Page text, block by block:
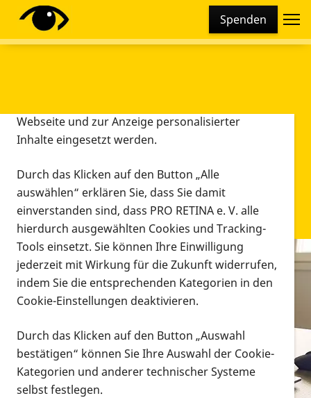
Spenden
Infomaterial
Infomaterial
Vorlesen
Alle Infomaterialien in verschiedenen
Formaten an einem Ort
Diese Webseite setzt verschiedene Cookies und
Tracking-Tools ein. Dies beinhaltet Cookies und
Webseite und zur Anzeige personalisierter
Inhalte eingesetzt werden.
Durch das Klicken auf den Button „Alle
auswählen“ erklären Sie, dass Sie damit
einverstanden sind, dass PRO RETINA e. V. alle
hierdurch ausgewählten Cookies und Tracking-
Tools einsetzt. Sie können Ihre Einwilligung
jederzeit mit Wirkung für die Zukunft widerrufen,
indem Sie die entsprechenden Kategorien in den
Cookie-Einstellungen deaktivieren.
Durch das Klicken auf den Button „Auswahl
bestätigen“ können Sie Ihre Auswahl der Cookie-
Kategorien und anderer technischer Systeme
selbst festlegen.